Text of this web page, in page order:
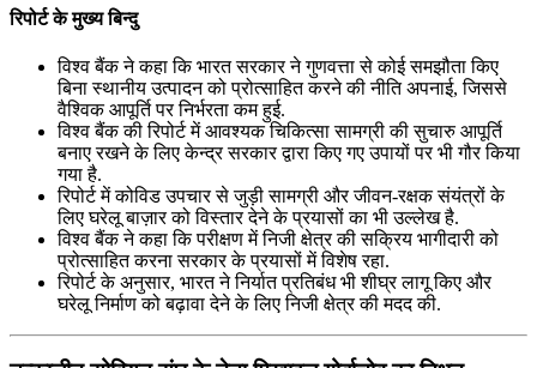
रिपोर्ट के मुख्य बिन्दु
विश्व बैंक ने कहा कि भारत सरकार ने गुणवत्ता से कोई समझौता किए
बिना स्थानीय उत्पादन को प्रोत्साहित करने की नीति अपनाई, जिससे
वैश्विक आपूर्ति पर निर्भरता कम हुई.
विश्व बैंक की रिपोर्ट में आवश्यक चिकित्सा सामग्री की सुचारु आपूर्ति
बनाए रखने के लिए केन्द्र सरकार द्वारा किए गए उपायों पर भी गौर किया
गया है.
रिपोर्ट में कोविड उपचार से जुड़ी सामग्री और जीवन-रक्षक संयंत्रों के
लिए घरेलू बाज़ार को विस्तार देने के प्रयासों का भी उल्लेख है.
विश्व बैंक ने कहा कि परीक्षण में निजी क्षेत्र की सक्रिय भागीदारी को
प्रोत्साहित करना सरकार के प्रयासों में विशेष रहा.
रिपोर्ट के अनुसार, भारत ने निर्यात प्रतिबंध भी शीघ्र लागू किए और
घरेलू निर्माण को बढ़ावा देने के लिए निजी क्षेत्र की मदद की.